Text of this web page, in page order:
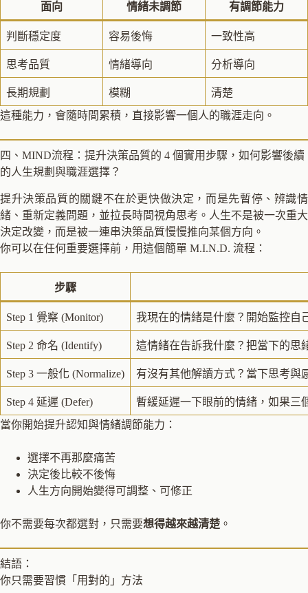
面向 情緒未調節 有調節能力
判斷穩定度 容易後悔 一致性高
思考品質 情緒導向 分析導向
長期規劃 模糊
清楚
這種能力，會隨時間累積，直接影響一個人的職涯走向。
四、MIND流程：提升決策品質的 4 個實用步驟，如何影響後續
的人生規劃與職涯選擇？
提升決策品質的關鍵不在於更快做決定，而是先暫停、辨識情
緒、重新定義問題，並拉長時間視角思考。人生不是被一次重大
決定改變，而是被一連串決策品質慢慢推向某個方向。
你可以在任何重要選擇前，用這個簡單 M.I.N.D. 流程：
步驟
Step 1 覺察 (Monitor) 我現在的情緒是什麼？開始監控自
Step 2 命名 (Identify) 這情緒在告訴我什麼？把當下的思
Step 3 一般化 (Normalize) 有沒有其他解讀方式？當下思考與
Step 4 延遲 (Defer)
暫緩延遲一下眼前的情緒，如果三
當你開始提升認知與情緒調節能力：
選擇不再那麼痛苦
決定後比較不後悔
人生方向開始變得可調整、可修正
你不需要每次都選對，只需要想得越來越清楚 。
結語：
你只需要習慣「用對的」方法